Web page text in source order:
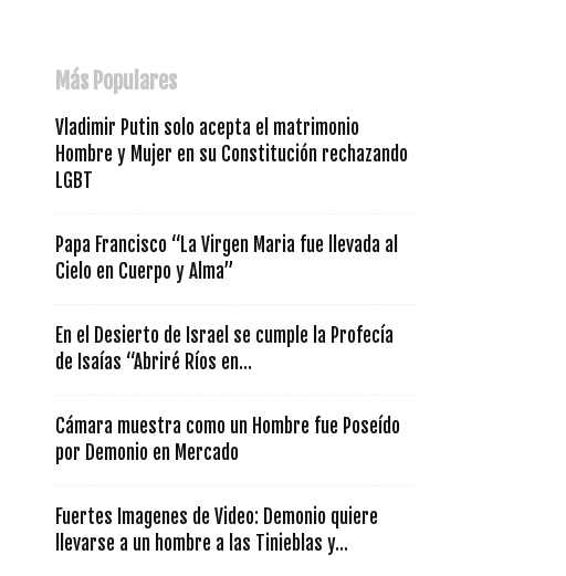
Más Populares
Vladimir Putin solo acepta el matrimonio
Hombre y Mujer en su Constitución rechazando
LGBT
Papa Francisco “La Virgen Maria fue llevada al
Cielo en Cuerpo y Alma”
En el Desierto de Israel se cumple la Profecía
de Isaías “Abriré Ríos en...
Cámara muestra como un Hombre fue Poseído
por Demonio en Mercado
Fuertes Imagenes de Video: Demonio quiere
llevarse a un hombre a las Tinieblas y...